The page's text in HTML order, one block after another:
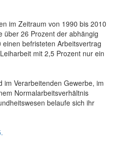
im Zeitraum von 1990 bis 2010
über 26 Prozent der abhängig
befristeten Arbeitsvertrag
mit 2,5 Prozent nur ein
im Verarbeitenden Gewerbe, im
Normalarbeitsverhältnis
belaufe sich ihr